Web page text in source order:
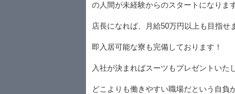
の人間が未経験からのスタートになりま
店長になれば、月給50万円以上も目指せ
即入居可能な寮も完備しております！
入社が決まればスーツもプレゼントいた
どこよりも働きやすい職場だという自負